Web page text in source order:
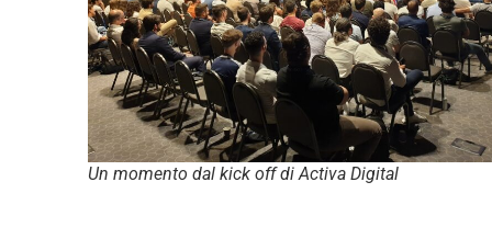
Un momento dal kick off di Activa Digital